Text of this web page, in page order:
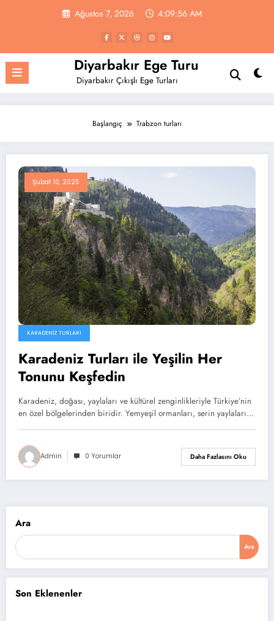
Ağustos 7, 2026 4:09:56 AM
Diyarbakır Ege Turu
Diyarbakır Çıkışlı Ege Turları
Başlangıç Trabzon turları
Şubat 10, 2025
KARADENIZ TURLARI
Karadeniz Turları ile Yeşilin Her
Tonunu Keşfedin
Karadeniz, doğası, yaylaları ve kültürel zenginlikleriyle Türkiye’nin
en özel bölgelerinden biridir. Yemyeşil ormanları, serin yaylaları…
Admin 0 Yorumlar Daha Fazlasını Oku
Ara
Ara
Son Eklenenler